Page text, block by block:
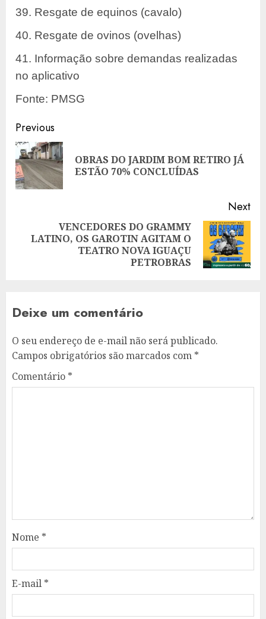
39. Resgate de equinos (cavalo)
40. Resgate de ovinos (ovelhas)
41. Informação sobre demandas realizadas
no aplicativo
Fonte: PMSG
Post
navigation
Previous
OBRAS DO JARDIM BOM RETIRO JÁ
ESTÃO 70% CONCLUÍDAS
Next
Next
VENCEDORES DO GRAMMY
LATINO, OS GAROTIN AGITAM O
TEATRO NOVA IGUAÇU
PETROBRAS
Deixe um comentário
O seu endereço de e-mail não será publicado.
Campos obrigatórios são marcados com *
Comentário *
Nome *
E-mail *